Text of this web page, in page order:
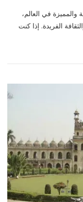
بأفضل
عروض
السياحة
والمميزة في العالم،
الفريدة. إذا كنت